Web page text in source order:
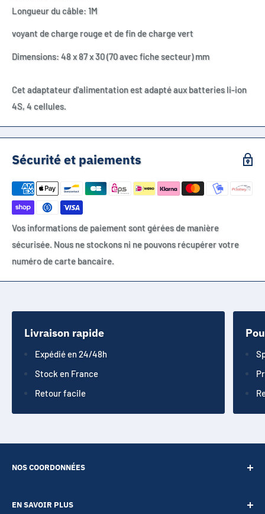
Longueur du câble: 1M
voyant de charge rouge et de fin de charge vert
Dimensions: 48 x 87 x 30 (70 avec fiche secteur) mm
Cet adaptateur d'alimentation est adapté aux batteries li-ion
4S, 4 cellules.
Sécurité et paiements
Vos informations de paiement sont gérées de manière
sécurisée. Nous ne stockons ni ne pouvons récupérer votre
numéro de carte bancaire.
Livraison rapide
Expédié en 24/48h
Stock en France
Retour facile
NOS COORDONNÉES
EN SAVOIR PLUS